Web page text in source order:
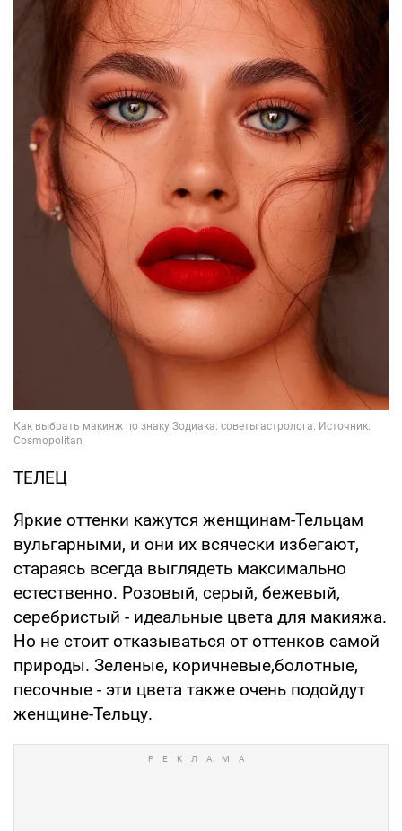
ТЕЛЕЦ
Яркие оттенки кажутся женщинам-Тельцам
вульгарными, и они их всячески избегают,
стараясь всегда выглядеть максимально
естественно. Розовый, серый, бежевый,
серебристый - идеальные цвета для макияжа.
Но не стоит отказываться от оттенков самой
природы. Зеленые, коричневые,болотные,
песочные - эти цвета также очень подойдут
женщине-Тельцу.